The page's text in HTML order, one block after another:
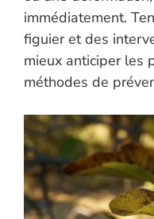
immédiatement.
figuier et des
mieux anticiper les
méthodes de